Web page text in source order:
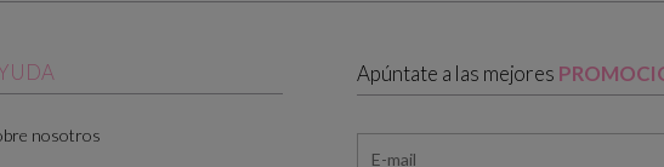
nosotros
Apúntate a las mejores